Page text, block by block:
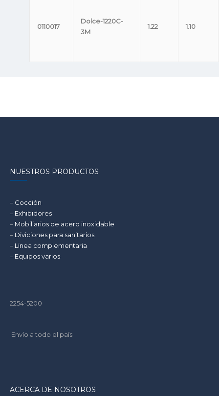
0110017
Dolce-1220C-
3M
1.22 1.10
NUESTROS PRODUCTOS
– Cocción
– Exhibidores
– Mobiliarios de acero inoxidable
– Diviciones para sanitarios
– Linea complementaria
– Equipos varios
2254-5200
Envío a todo el país
ACERCA DE NOSOTROS